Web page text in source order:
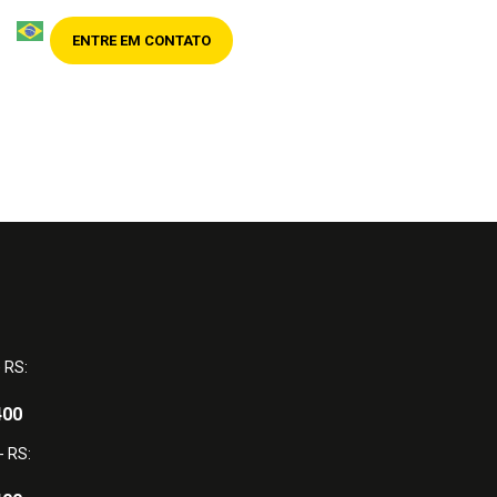
ENTRE EM CONTATO
RS: